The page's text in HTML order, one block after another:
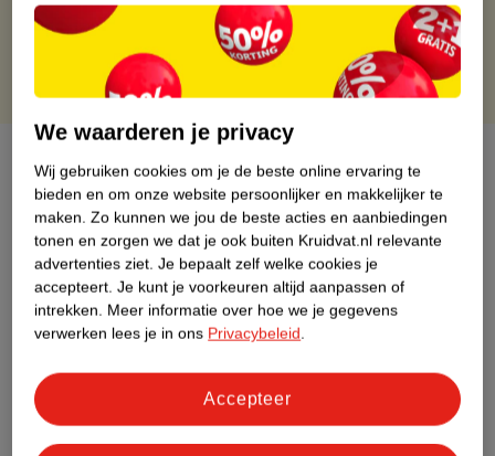
Gratis punten met je Kruidvat kaart
Over dit product
Productinformatie
Nature Impact Score
Dit product heeft (nog) geen Nature
Impact Score.
Bestel & Bezorginformatie
We waarderen je privacy
Wij gebruiken cookies om je de beste online ervaring te
bieden en om onze website persoonlijker en makkelijker te
maken. Zo kunnen we jou de beste acties en aanbiedingen
tonen en zorgen we dat je ook buiten Kruidvat.nl relevante
advertenties ziet. Je bepaalt zelf welke cookies je
accepteert. Je kunt je voorkeuren altijd aanpassen of
intrekken. Meer informatie over hoe we je gegevens
verwerken lees je in ons Privacybeleid.
Accepteer